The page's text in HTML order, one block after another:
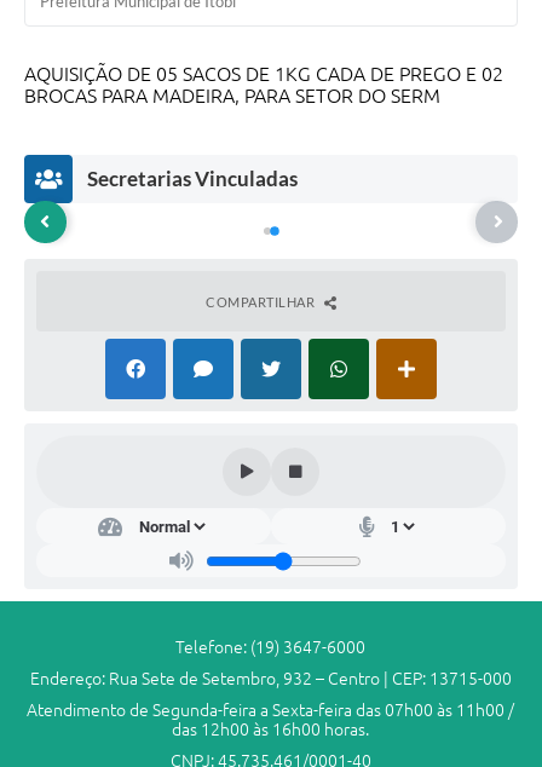
AQUISIÇÃO DE 05 SACOS DE 1KG CADA DE PREGO E 02
BROCAS PARA MADEIRA, PARA SETOR DO SERM
Secretarias Vinculadas
men
Ad
Ger
al
COMPARTILHAR
Telefone: (19) 3647-6000
Endereço: Rua Sete de Setembro, 932 – Centro | CEP: 13715-000
Atendimento de Segunda-feira a Sexta-feira das 07h00 às 11h00 /
das 12h00 às 16h00 horas.
CNPJ: 45.735.461/0001-40